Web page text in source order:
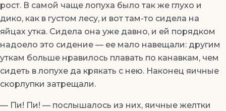
рост. В самой чаще лопуха было так же глухо и
дико, как в густом лесу, и вот там-то сидела на
яйцах утка. Сидела она уже давно, и ей порядком
надоело это сидение — ее мало навещали: другим
уткам больше нравилось плавать по канавкам, чем
сидеть в лопухе да крякать с нею. Наконец яичные
скорлупки затрещали.
— Пи! Пи! — послышалось из них, яичные желтки